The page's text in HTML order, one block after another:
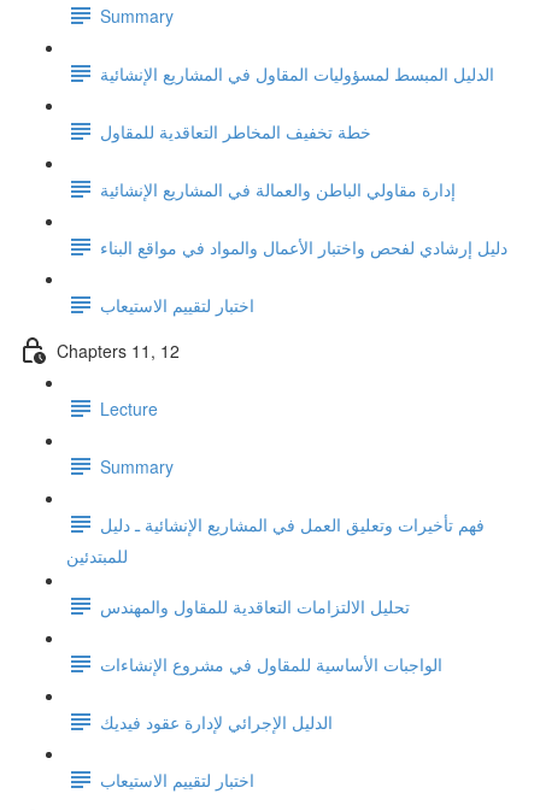
Summary
الدليل المبسط لمسؤوليات المقاول في المشاريع الإنشائية
خطة تخفيف المخاطر التعاقدية للمقاول
إدارة مقاولي الباطن والعمالة في المشاريع الإنشائية
دليل إرشادي لفحص واختبار الأعمال والمواد في مواقع البناء
اختبار لتقييم الاستيعاب
Chapters 11, 12
Lecture
Summary
فهم تأخيرات وتعليق العمل في المشاريع الإنشائية ـ دليل
للمبتدئين
تحليل الالتزامات التعاقدية للمقاول والمهندس
الواجبات الأساسية للمقاول في مشروع الإنشاءات
الدليل الإجرائي لإدارة عقود فيديك
اختبار لتقييم الاستيعاب